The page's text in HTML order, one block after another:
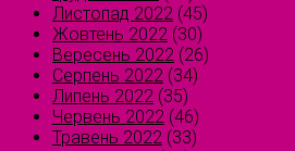
Листопад 2022 (45)
Жовтень 2022 (30)
Вересень 2022 (26)
Серпень 2022 (34)
Липень 2022 (35)
Червень 2022 (46)
Травень 2022 (33)